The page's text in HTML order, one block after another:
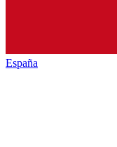
España